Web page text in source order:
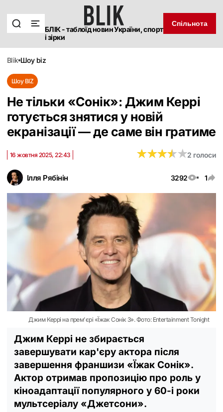
БЛІК - таблоїд новин України, спорт
і зірки
Спільнота
blik шоу biz
Шоу BIZ
Не тільки «Сонік»: Джим Керрі
готується знятися у новій
екранізації — де саме він гратиме
Ілля Рябінін 3292 1
16 жовтня 2025, 22:43 ★★★★★
★★★★★2 голоси
Джим Керрі на прем'єрі «Їжак Сонік 3». Фото: Entertainment Tonight
Джим Керрі не збирається
завершувати кар'єру актора після
завершення франшизи «Їжак Сонік».
Актор отримав пропозицію про роль у
кіноадаптації популярного у 60-і роки
мультсеріалу «Джетсони».